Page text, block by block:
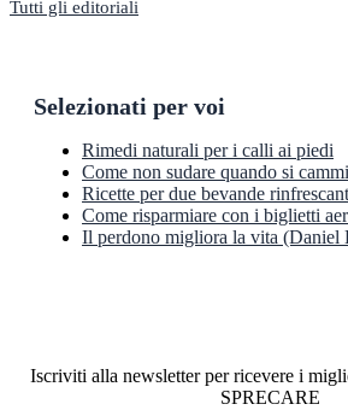
Tutti gli editoriali
Selezionati per voi
Rimedi naturali per i calli ai piedi
Come non sudare quando si
Ricette per due bevande
Come risparmiare con i biglietti
Il perdono migliora la vita (Daniel
Iscriviti alla newsletter per ricevere i
SPRECARE